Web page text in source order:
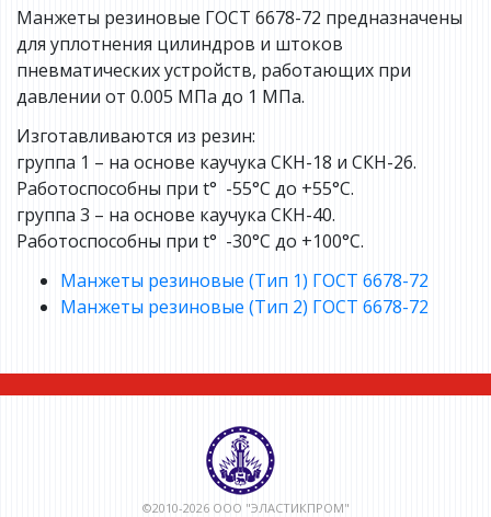
Манжеты резиновые ГОСТ 6678-72 предназначены
для уплотнения цилиндров и штоков
пневматических устройств, работающих при
давлении от 0.005 МПа до 1 МПа.
Изготавливаются из резин:
группа 1 – на основе каучука СКН-18 и СКН-26.
Работоспособны при t° -55°С до +55°С.
группа 3 – на основе каучука СКН-40.
Работоспособны при t° -30°С до +100°С.
Манжеты резиновые (Тип 1) ГОСТ 6678-72
Манжеты резиновые (Тип 2) ГОСТ 6678-72
©2010-2026 ООО "ЭЛАСТИКПРОМ"